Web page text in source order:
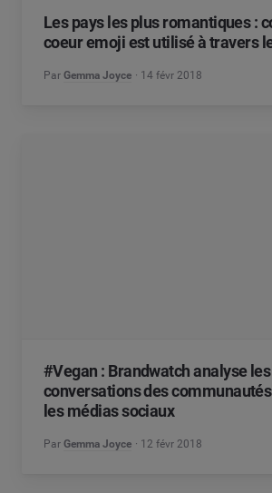
Les pays les plus romantiques :
coeur emoji est utilisé à travers
Par Gemma Joyce 14 févr 2018
#Vegan : Brandwatch analyse les
conversations des
les médias sociaux
Par Gemma Joyce 12 févr 2018